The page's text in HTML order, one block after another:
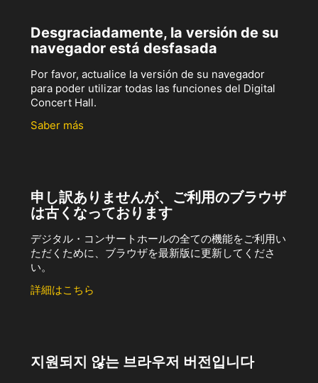
Desgraciadamente, la versión de su
navegador está desfasada
Por favor, actualice la versión de su navegador
para poder utilizar todas las funciones del Digital
Concert Hall.
Saber más
申し訳ありませんが、ご利用のブラウザ
は古くなっております
デジタル・コンサートホールの全ての機能をご利用い
ただくために、ブラウザを最新版に更新してくださ
い。
詳細はこちら
지원되지 않는 브라우저 버전입니다